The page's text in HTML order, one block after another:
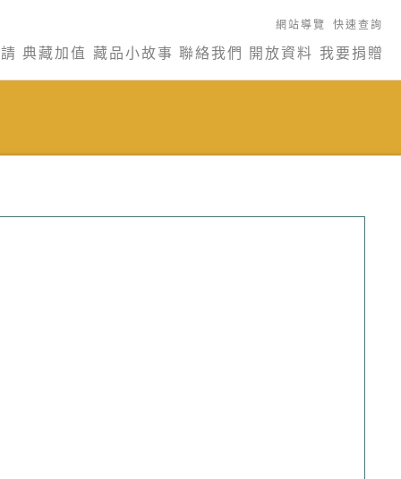
網站導覽 快速查詢
典藏加值 藏品小故事 聯絡我們 開放資料 我要捐贈